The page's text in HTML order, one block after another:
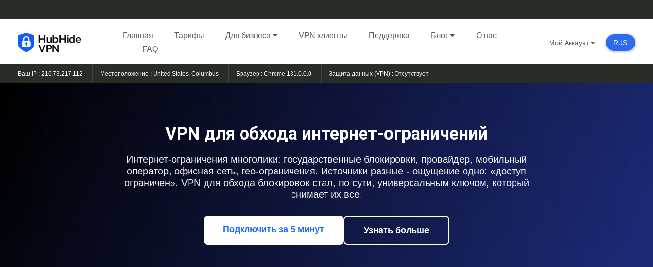
Главная Тарифы Для бизнеса VPN клиенты Поддержка Блог
О нас
FAQ
Мой Аккаунт RUS
Ваш IP : 216.73.217.112 Местоположение : United States, Columbus Браузер : Chrome 131.0.0.0 Защита данных (VPN) : Отсутствует
VPN для обхода интернет-ограничений
Интернет-ограничения многолики: государственные блокировки, провайдер, мобильный
оператор, офисная сеть, гео-ограничения. Источники разные - ощущение одно: «доступ
ограничен». VPN для обхода блокировок стал, по сути, универсальным ключом, который
снимает их все.
Подключить за 5 минут Узнать больше